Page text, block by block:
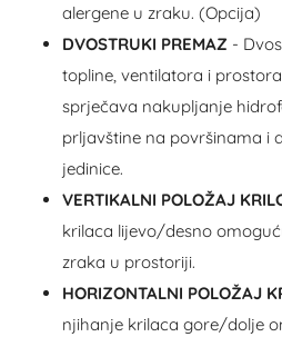
alergene u zraku. (Opcija)
DVOSTRUKI PREMAZ -
topline, ventilatora i
sprječava nakupljanje
prljavštine na površinama i
jedinice.
VERTIKALNI POLOŽAJ
krilaca lijevo/desno
zraka u prostoriji.
HORIZONTALNI POLOŽAJ
njihanje krilaca gore/dolje